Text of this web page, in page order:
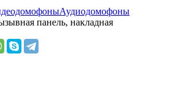
Аудиодомофоны
панель, накладная